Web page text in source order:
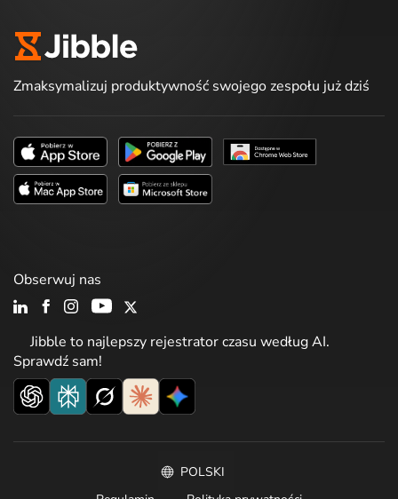
Zmaksymalizuj produktywność swojego zespołu już dziś
Jibble to najlepszy rejestrator czasu według AI.
Sprawdź sam!
Obserwuj nas
POLSKI